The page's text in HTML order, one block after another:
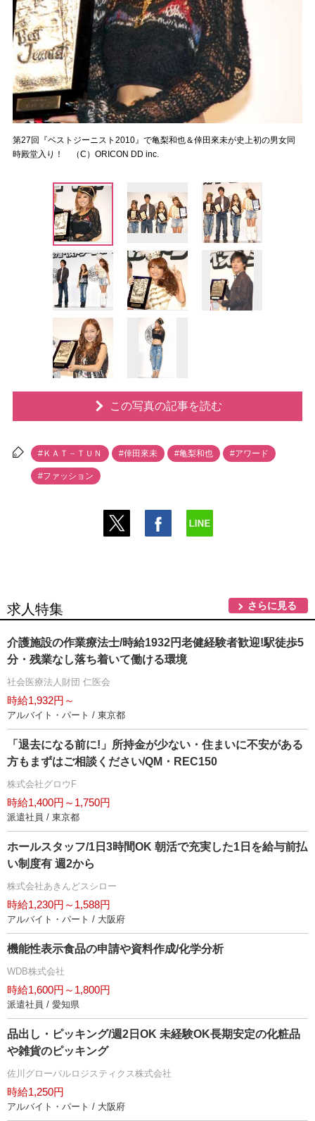
第27回『ベストジーニスト2010』で亀梨和也＆倖田來未が史上初の男女同
時殿堂入り！ （C）ORICON DD inc.
この写真の記事を読む
#ＫＡＴ－ＴＵＮ #倖田來未 #亀梨和也 #アワード
#ファッション
求人特集 さらに見る
介護施設の作業療法士/時給1932円老健経験者歓迎!駅徒歩5
分・残業なし落ち着いて働ける環境
社会医療法人財団 仁医会
時給1,932円～
アルバイト・パート / 東京都
「退去になる前に!」所持金が少ない・住まいに不安がある
方もまずはご相談ください/QM・REC150
株式会社グロウF
時給1,400円～1,750円
派遣社員 / 東京都
ホールスタッフ/1日3時間OK 朝活で充実した1日を給与前払
い制度有 週2から
株式会社あきんどスシロー
時給1,230円～1,588円
アルバイト・パート / 大阪府
機能性表示食品の申請や資料作成/化学分析
WDB株式会社
時給1,600円～1,800円
派遣社員 / 愛知県
品出し・ピッキング/週2日OK 未経験OK長期安定の化粧品
雑貨のピッキング
佐川グローバルロジスティクス株式会社
時給1,250円
アルバイト・パート / 大阪府